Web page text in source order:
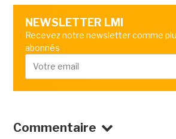
NEWSLETTER LMI
Recevez notre newsletter comme
abonnés
Commentaire